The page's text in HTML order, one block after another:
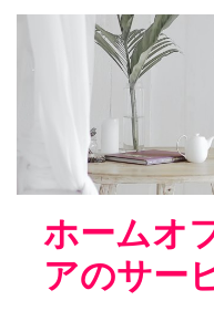
ホームオ
アのサー